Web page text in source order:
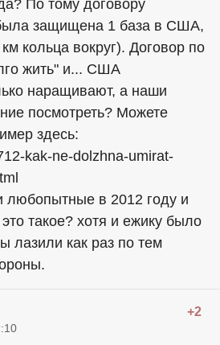
По тому договору
защищена 1 база в США,
кольца вокруг). Договор по
жить" и... США
наращивают, а наши
посмотреть? Можете
здесь:
kak-ne-dolzhna-umirat-
любопытные в 2012 году и
такое? хотя и ежику было
лазили как раз по тем
+2